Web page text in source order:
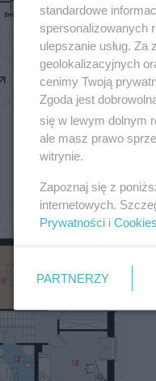
Zapytaj o możliwość
zmian
standardowe
spersonalizowanych
ulepszanie usług.
geolokalizacyjnych
cenimy Twoją
Zgoda jest
się w lewym dolnym
ale masz prawo
witrynie.
Zapoznaj się z
internetowych.
Prywatności i Cookies
PARTNERZY